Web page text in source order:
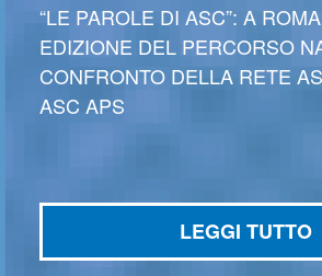
“LE PAROLE DI ASC”: A
EDIZIONE DEL PERCORSO
CONFRONTO DELLA RETE
ASC APS
LEGGI TUTTO